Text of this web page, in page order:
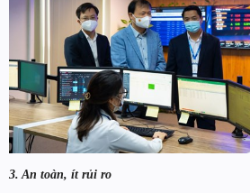
3. An toàn, ít rủi ro